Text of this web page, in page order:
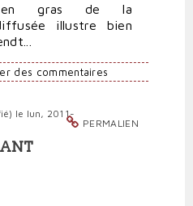
en gras de la
illustre bien
des commentaires
PERMALIEN
le lun, 2011-